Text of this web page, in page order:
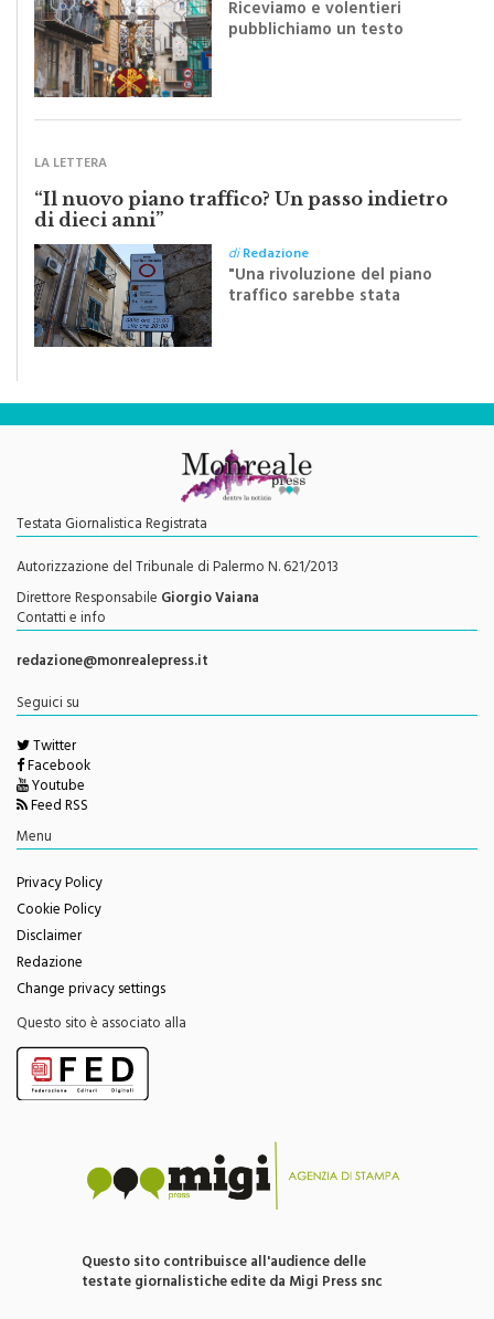
Riceviamo e volentieri
pubblichiamo un testo
Festa del Santissimo
LA LETTERA
“Il nuovo piano traffico? Un passo indietro
di dieci anni”
diRedazione
"Una rivoluzione del piano
traffico sarebbe stata
Testata Giornalistica Registrata
Autorizzazione del Tribunale di Palermo N. 621/2013
Direttore Responsabile Giorgio Vaiana
Contatti e info
redazione@monrealepress.it
Seguici su
Twitter
Facebook
Youtube
Feed RSS
Menu
Privacy Policy
Cookie Policy
Disclaimer
Redazione
Change privacy settings
Questo sito è associato alla
Questo sito contribuisce all'audience delle
testate giornalistiche edite da Migi Press snc